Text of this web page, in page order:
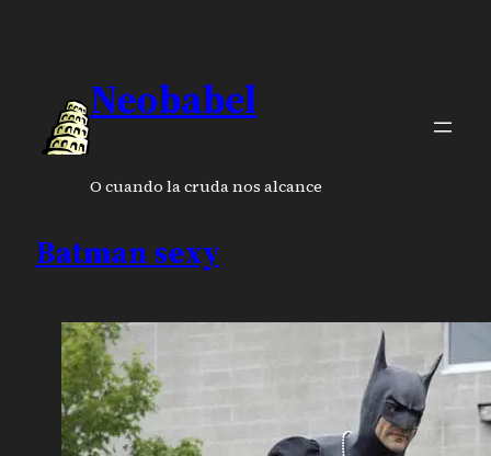
Neobabel
O cuando la cruda nos alcance
Batman sexy